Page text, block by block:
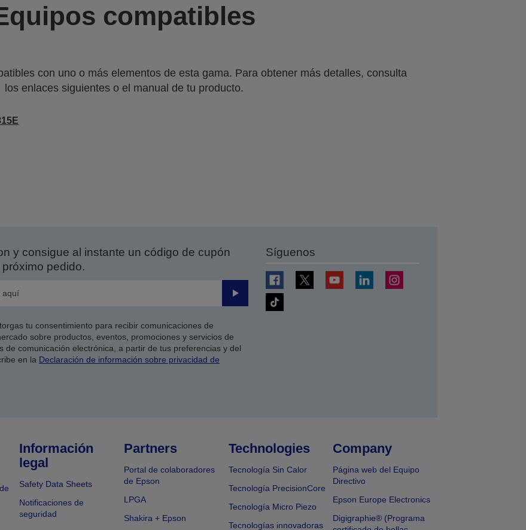
compatibles
con uno o más elementos de esta gama. Para obtener más detalles, consulta
los enlaces siguientes o el manual de tu producto.
y consigue al instante un código de cupón
pedido.
Enviar
tu consentimiento para recibir comunicaciones de
sobre productos, eventos, promociones y servicios de
comunicación electrónica, a partir de tus preferencias y del
en la Declaración de información sobre privacidad de
Síguenos
Información
legal
Safety Data Sheets
Notificaciones de
seguridad
Partners
Portal de colaboradores
de Epson
LPGA
Shakira + Epson
Technologies
Tecnología Sin Calor
Tecnología PrecisionCore
Tecnología Micro Piezo
Tecnologías innovadoras
Company
Página web del Equipo
Directivo
Epson Europe Electronics
Digigraphie® (Programa